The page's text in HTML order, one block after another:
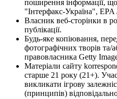
поширення інформації,
"Інтерфакс-Україна",
Власник веб-сторінки в
публікації.
Будь-яке копіювання,
фотографічних творів та/
правовласника Getty
Матеріали сайту
старше 21 року (21+).
викликати ігрову
(принципів)